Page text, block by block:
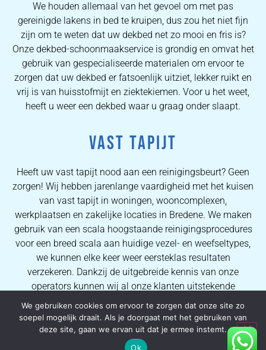
We houden allemaal van het gevoel om met pas
gereinigde lakens in bed te kruipen, dus zou het niet fijn
zijn om te weten dat uw dekbed net zo mooi en fris is?
Onze dekbed-schoonmaakservice is grondig en omvat het
gebruik van gespecialiseerde materialen om ervoor te
zorgen dat uw dekbed er fatsoenlijk uitziet, lekker ruikt en
vrij is van huisstofmijt en ziektekiemen. Voor u het weet,
heeft u weer een dekbed waar u graag onder slaapt.
VAST TAPIJT
Heeft uw vast tapijt nood aan een reinigingsbeurt? Geen
zorgen! Wij hebben jarenlange vaardigheid met het kuisen
van vast tapijt in woningen, wooncomplexen,
werkplaatsen en zakelijke locaties in Bredene. We maken
gebruik van een scala hoogstaande reinigingsprocedures
voor een breed scala aan huidige vezel- en weefseltypes,
we kunnen elke keer weer eersteklas resultaten
verzekeren. Dankzij de uitgebreide kennis van onze
operators kunnen wij al onze klanten uitstekende
vlekverwijderingsprocessen en hoogwaardige
tapijtreinigingsresultaten verzekeren.
We gebruiken cookies om ervoor te zorgen dat onze site zo
soepel mogelijk draait. Als je doorgaat met het gebruiken van
deze site, gaan we ervan uit dat je ermee instemt.
Ok